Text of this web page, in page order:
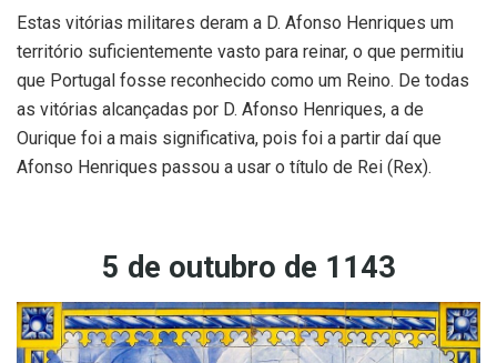
Estas vitórias militares deram a D. Afonso Henriques um
território suficientemente vasto para reinar, o que permitiu
que Portugal fosse reconhecido como um Reino. De todas
as vitórias alcançadas por D. Afonso Henriques, a de
Ourique foi a mais significativa, pois foi a partir daí que
Afonso Henriques passou a usar o título de Rei (Rex).
5 de outubro de 1143